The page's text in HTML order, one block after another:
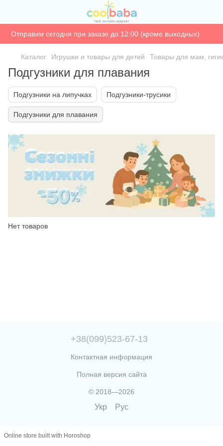
Отправим сегодня при заказе до 12:00 (кроме выходных)
Каталог Игрушки и товары для детей Товары для мам,
Подгузники для плавания
Подгузники на липучках Подгузники-трусики
Подгузники для плавания
Нет товаров
+38(099)523-67-13
Контактная информация
Полная версия сайта
© 2018—2026
Укр Рус
Online store built with Horoshop